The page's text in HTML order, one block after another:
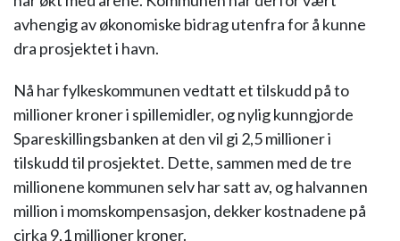
avhengig av økonomiske bidrag utenfra for å kunne
dra prosjektet i havn.
Nå har fylkeskommunen vedtatt et tilskudd på to
millioner kroner i spillemidler, og nylig kunngjorde
Spareskillingsbanken at den vil gi 2,5 millioner i
tilskudd til prosjektet. Dette, sammen med de tre
millionene kommunen selv har satt av, og halvannen
million i momskompensasjon, dekker kostnadene på
cirka 9,1 millioner kroner.